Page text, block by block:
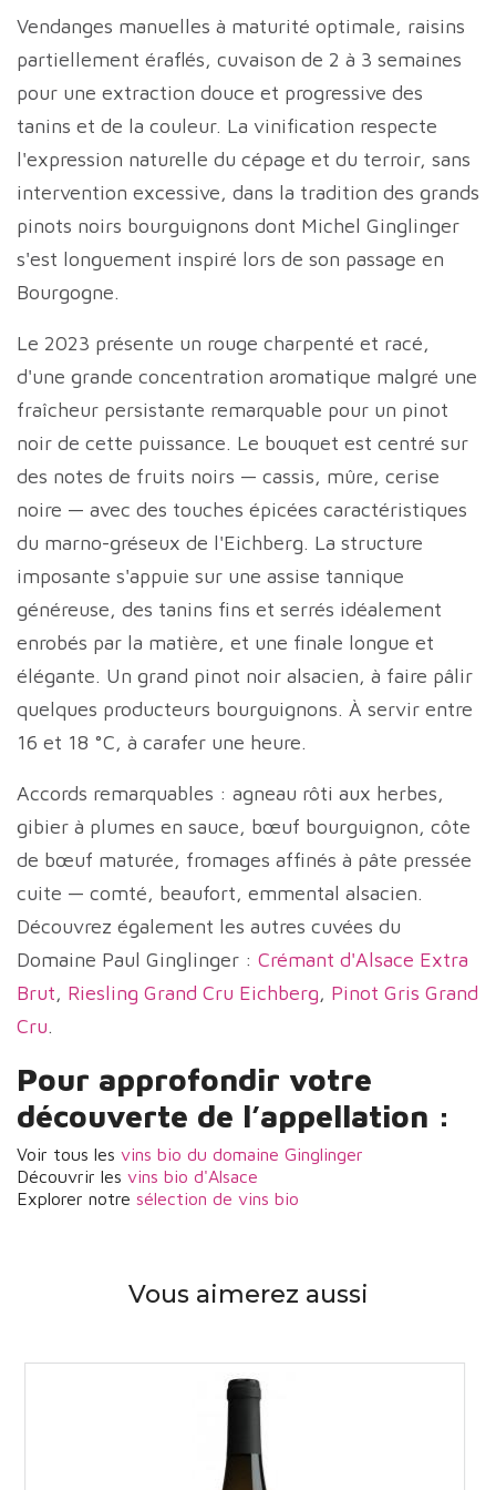
Vendanges manuelles à maturité optimale, raisins
partiellement éraflés, cuvaison de 2 à 3 semaines
pour une extraction douce et progressive des
tanins et de la couleur. La vinification respecte
l'expression naturelle du cépage et du terroir, sans
intervention excessive, dans la tradition des grands
pinots noirs bourguignons dont Michel Ginglinger
s'est longuement inspiré lors de son passage en
Bourgogne.
Le 2023 présente un rouge charpenté et racé,
d'une grande concentration aromatique malgré une
fraîcheur persistante remarquable pour un pinot
noir de cette puissance. Le bouquet est centré sur
des notes de fruits noirs — cassis, mûre, cerise
noire — avec des touches épicées caractéristiques
du marno-gréseux de l'Eichberg. La structure
imposante s'appuie sur une assise tannique
généreuse, des tanins fins et serrés idéalement
enrobés par la matière, et une finale longue et
élégante. Un grand pinot noir alsacien, à faire pâlir
quelques producteurs bourguignons. À servir entre
16 et 18 °C, à carafer une heure.
Accords remarquables : agneau rôti aux herbes,
gibier à plumes en sauce, bœuf bourguignon, côte
de bœuf maturée, fromages affinés à pâte pressée
cuite — comté, beaufort, emmental alsacien.
Découvrez également les autres cuvées du
Domaine Paul Ginglinger : Crémant d'Alsace Extra
Brut, Riesling Grand Cru Eichberg, Pinot Gris Grand
Cru.
Pour approfondir votre
découverte de l’appellation :
Voir tous les vins bio du domaine Ginglinger
Découvrir les vins bio d'Alsace
Explorer notre sélection de vins bio
Vous aimerez aussi